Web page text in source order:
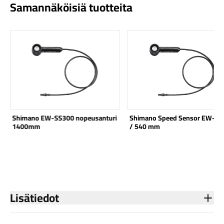
Samannäköisiä tuotteita
Katso tuote
Shimano EW-SS300 nopeusanturi
1400mm
Katso tuote
Shimano Speed Sensor EW-
/ 540 mm
Lisätiedot